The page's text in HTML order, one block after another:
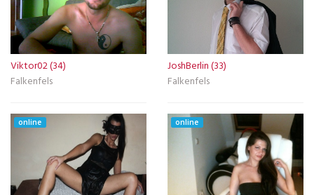
Viktor02 (34)
Falkenfels
JoshBerlin (33)
Falkenfels
online online